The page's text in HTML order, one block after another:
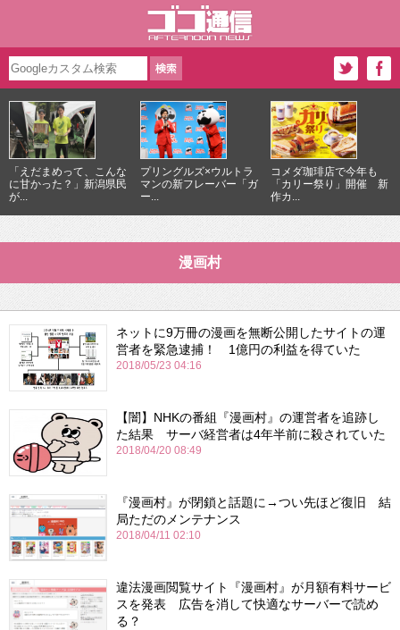
「えだまめって、こんな
に甘かった？」新潟県民
が...
プリングルズ×ウルトラ
マンの新フレーバー「ガ
ー...
コメダ珈琲店で今年も
「カリー祭り」開催 新
作カ...
漫画村
ネットに9万冊の漫画を無断公開したサイトの運
営者を緊急逮捕！ 1億円の利益を得ていた
2018/05/23 04:16
【闇】NHKの番組『漫画村』の運営者を追跡し
た結果 サーバ経営者は4年半前に殺されていた
2018/04/20 08:49
『漫画村』が閉鎖と話題に→つい先ほど復旧 結
局ただのメンテナンス
2018/04/11 02:10
違法漫画閲覧サイト『漫画村』が月額有料サービ
スを発表 広告を消して快適なサーバーで読め
る？